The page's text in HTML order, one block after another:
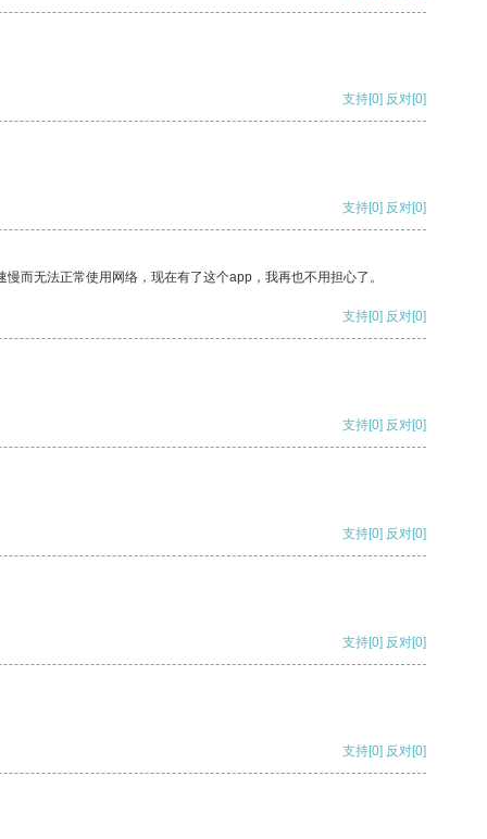
支持[0] 反对[0]
支持[0] 反对[0]
而无法正常使用网络，现在有了这个app，我再也不用担心了。
支持[0] 反对[0]
支持[0] 反对[0]
支持[0] 反对[0]
支持[0] 反对[0]
支持[0] 反对[0]